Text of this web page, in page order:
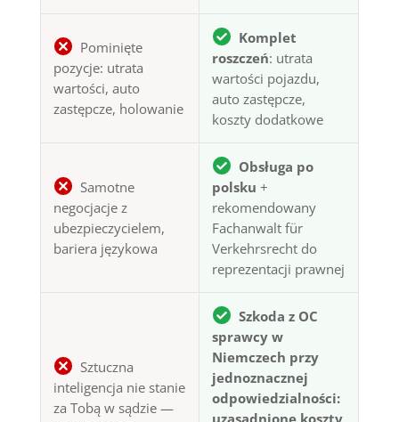
Pominięte
pozycje: utrata
wartości, auto
zastępcze, holowanie
Komplet
roszczeń: utrata
wartości pojazdu,
auto zastępcze,
koszty dodatkowe
Samotne
negocjacje z
ubezpieczycielem,
bariera językowa
Obsługa po
polsku +
rekomendowany
Fachanwalt für
Verkehrsrecht do
reprezentacji prawnej
Sztuczna
inteligencja nie stanie
za Tobą w sądzie —
Szkoda z OC
sprawcy w
Niemczech przy
jednoznacznej
odpowiedzialności:
uzasadnione koszty